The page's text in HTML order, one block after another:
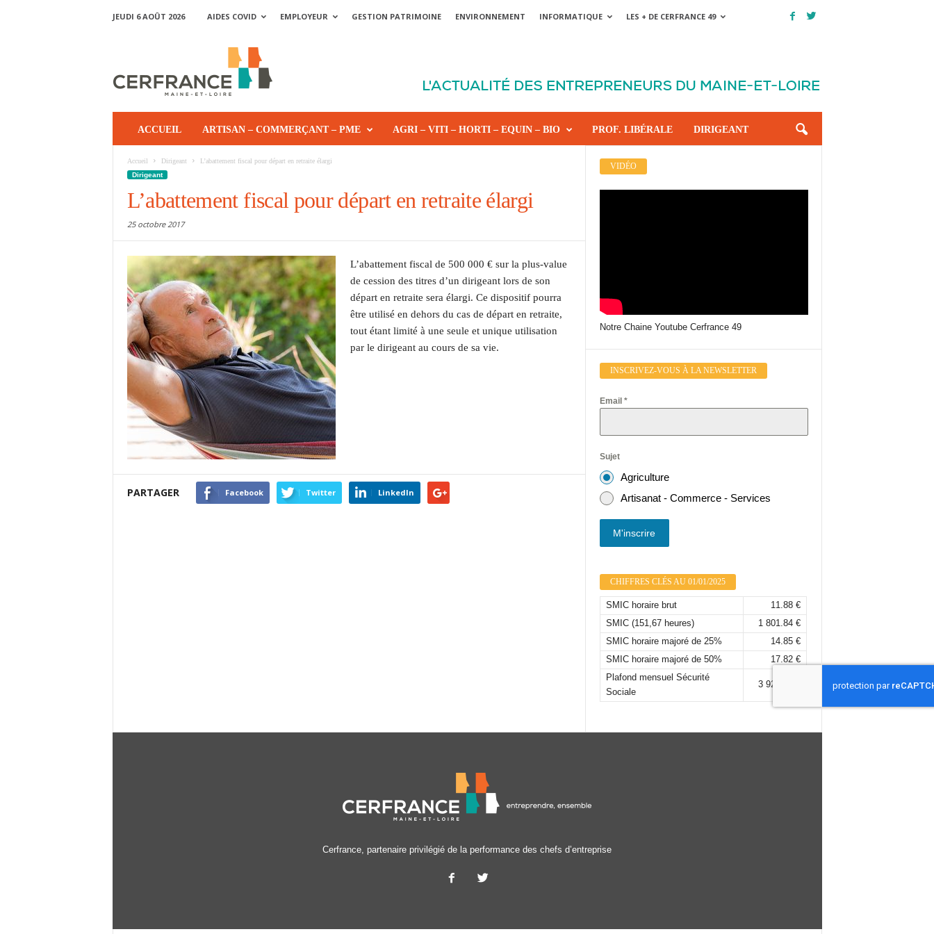
JEUDI 6 AOÛT 2026 AIDES COVID EMPLOYEUR GESTION PATRIMOINE ENVIRONNEMENT INFORMATIQUE LES + DE CERFRANCE 49
ACCUEIL ARTISAN – COMMERÇANT – PME AGRI – VITI – HORTI – EQUIN – BIO PROF. LIBÉRALE DIRIGEANT
Accueil Dirigeant
L’abattement fiscal pour départ en retraite élargi
Dirigeant
L’abattement fiscal pour départ en retraite élargi
25 octobre 2017
L’abattement fiscal de 500 000 € sur la plus-value
de cession des titres d’un dirigeant lors de son
départ en retraite sera élargi. Ce dispositif pourra
être utilisé en dehors du cas de départ en retraite,
tout étant limité à une seule et unique utilisation
par le dirigeant au cours de sa vie.
PARTAGER Facebook Twitter LinkedIn
VIDÉO
Notre Chaine Youtube Cerfrance 49
INSCRIVEZ-VOUS À LA NEWSLETTER
Email *
Sujet
Agriculture
Artisanat - Commerce - Services
M'inscrire
CHIFFRES CLÉS AU 01/01/2025
SMIC horaire brut
11.88 €
SMIC (151,67 heures)
1 801.84 €
SMIC horaire majoré de 25%
14.85 €
SMIC horaire majoré de 50%
17.82 €
Plafond mensuel Sécurité
Sociale
3 925,00 €
Cerfrance, partenaire privilégié de la performance des chefs d’entreprise